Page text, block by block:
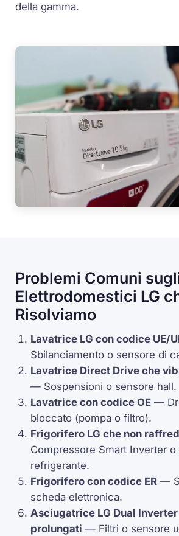
della gamma.
Problemi Comuni
Elettrodomestici LG
Risolviamo
Lavatrice LG con codice UE/
Sbilanciamento o sensore di
Lavatrice Direct Drive che
— Sospensioni o sensore hall.
Lavatrice con codiceOE —
bloccato (pompa o filtro).
Frigorifero LG che non
Compressore Smart Inverter o
refrigerante.
Frigorifero con codice ER —
scheda elettronica.
Asciugatrice LG Dual Inverter
prolungati — Filtri o sensore